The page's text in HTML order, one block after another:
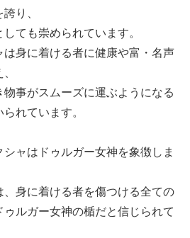
り、
ても崇められています。
は身に着ける者に健康や富・名声
事がスムーズに運ぶようになる
れています。
ャはドゥルガー女神を象徴しま
、身に着ける者を傷つける全ての
ゥルガー女神の楯だと信じられて